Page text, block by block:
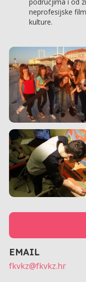
neprofesijske
kulture.
EMAIL
fkvkz@fkvkz.hr